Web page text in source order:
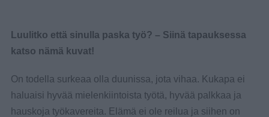
Luulitko että sinulla paska työ? – Siinä tapauksessa
katso nämä kuvat!
On todella surkeaa olla duunissa, jota vihaa. Kukapa ei
haluaisi hyvää mielenkiintoista työtä, hyvää palkkaa ja
hauskoja työkavereita. Elämä ei ole reilua ja siihen on